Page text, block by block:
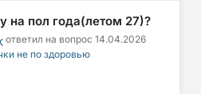
на пол года(летом 27)?
ответил на вопрос 14.04.2026
не по здоровью